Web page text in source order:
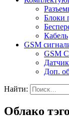
Блоки
Кабель
GSM
GSM
Доп.
Найти:
Облако